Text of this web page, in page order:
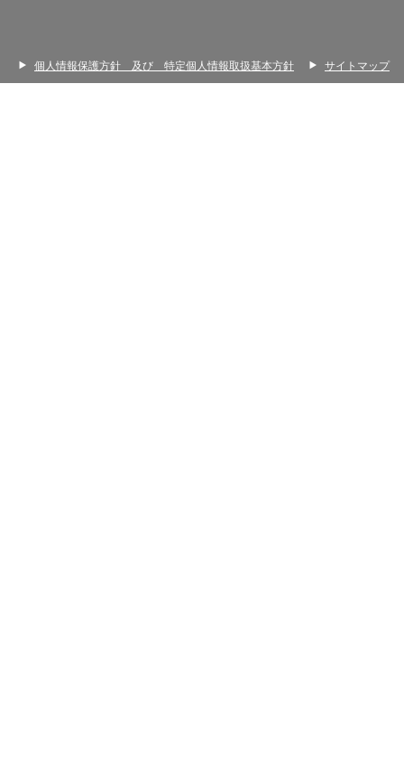
個人情報保護方針 及び 特定個人情報取扱基本方針 サイトマップ